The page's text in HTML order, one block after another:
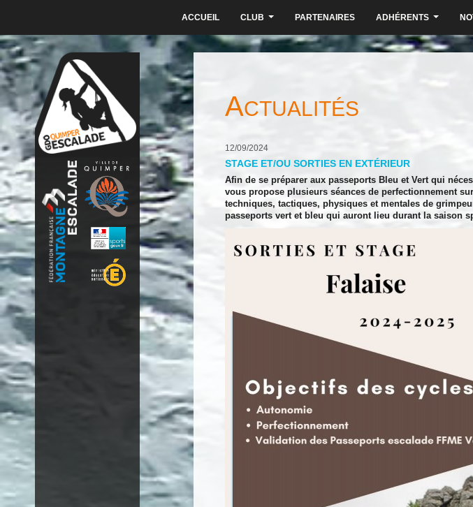
ACTUALITÉS
12/09/2024
STAGE ET/OU SORTIES EN EXTÉRIEUR
Afin de se préparer aux passeports Bleu et Vert qui
vous propose plusieurs séances de perfectionnement
techniques, tactiques, physiques et mentales de
passeports vert et bleu qui auront lieu durant la saison
ACCUEIL CLUB PARTENAIRES ADHÉRENTS